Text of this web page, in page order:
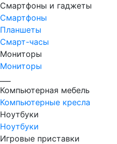
Смартфоны и гаджеты
Смартфоны
Планшеты
Смарт-часы
Мониторы
Мониторы
Компьютерная мебель
Компьютерные кресла
Ноутбуки
Ноутбуки
Игровые приставки